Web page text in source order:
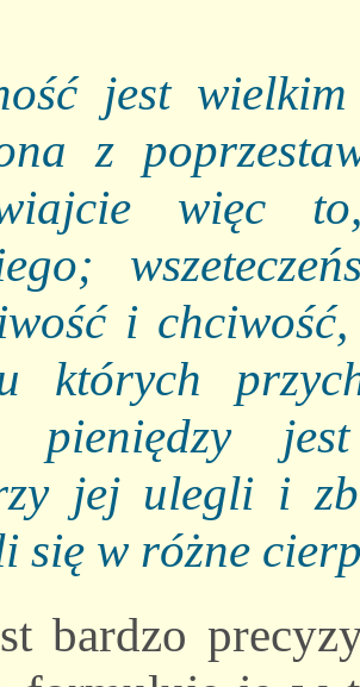
jest
z
więc
i
których
pieniędzy
jej ulegli i
się w różne
bardzo